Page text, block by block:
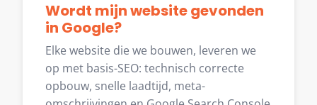
Wordt mijn website gevonden
in Google?
Elke website die we bouwen, leveren we
op met basis-SEO: technisch correcte
opbouw, snelle laadtijd, meta-